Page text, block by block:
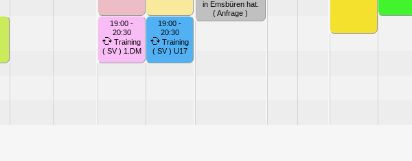
in Emsbüren hat.
( Anfrage )
19:00 -
20:30
Training
( SV ) 1.DM
19:00 -
20:30
Training
( SV ) U17